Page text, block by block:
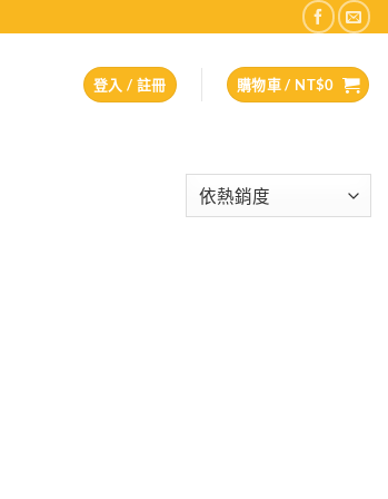
登入 / 註冊 購物車 / NT$0